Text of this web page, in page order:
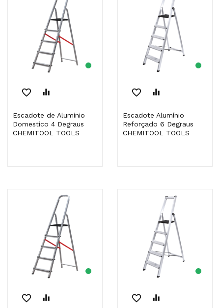
favorite_border equalizer
Escadote de Aluminio
Domestico 4 Degraus
CHEMITOOL TOOLS
favorite_border equalizer
Escadote Alumínio
Reforçado 6 Degraus
CHEMITOOL TOOLS
favorite_border equalizer favorite_border equalizer